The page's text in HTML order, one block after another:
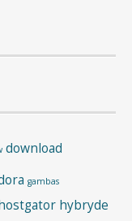
download
gambas
hybryde